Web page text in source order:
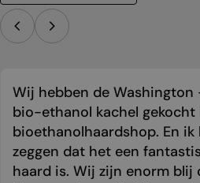
Wij hebben de Washington
bio-ethanol kachel gekocht
bioethanolhaardshop. En ik
zeggen dat het een
haard is. Wij zijn enorm blij